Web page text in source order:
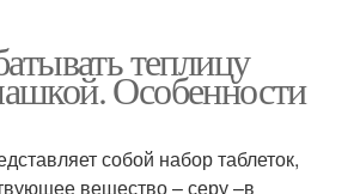
теплицу
Особенности
собой набор таблеток,
вещество – серу –в